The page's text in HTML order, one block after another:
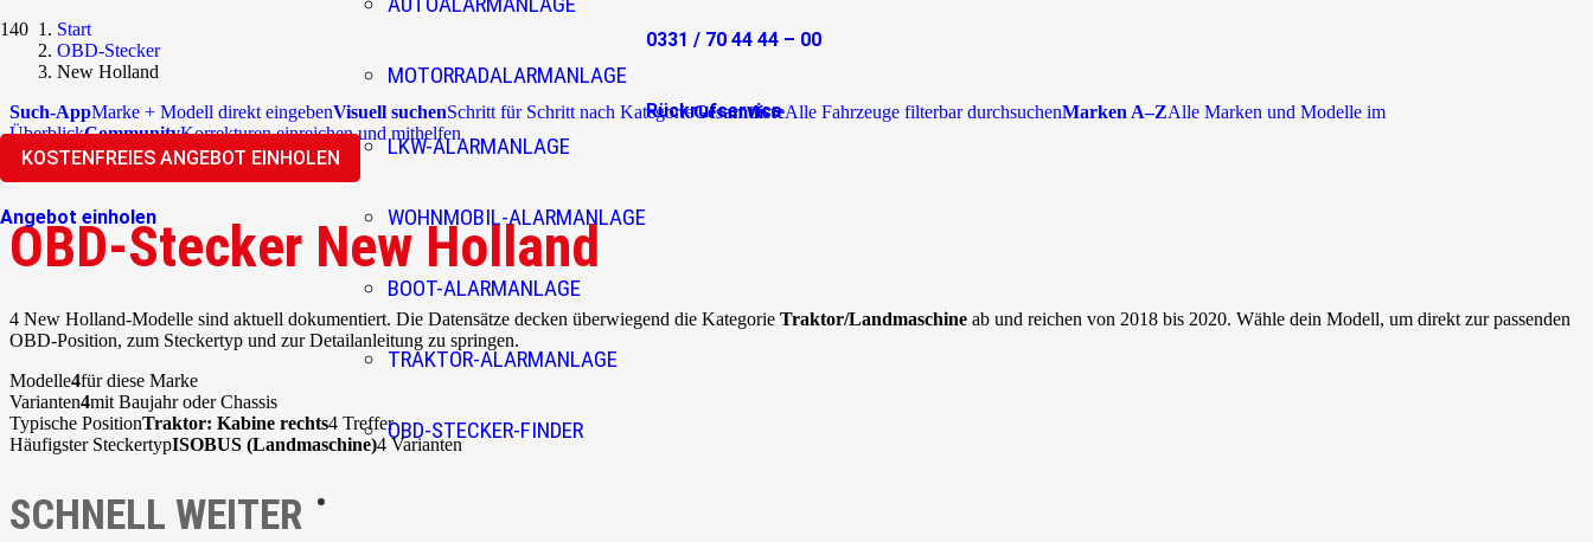
MOTORRADALARMANLAGE
LKW-ALARMANLAGE
WOHNMOBIL-ALARMANLAGE
BOOT-ALARMANLAGE
TRAKTOR-ALARMANLAGE
OBD-STECKER-FINDER
0331 / 70 44 44 – 00
Rückrufservice
KOSTENFREIES ANGEBOT EINHOLEN
Angebot einholen
Start
OBD-Stecker
New Holland
Such-AppMarke + Modell direkt eingebenVisuell suchenSchritt für Schritt nach KategorieGesamtlisteAlle Fahrzeuge filterbar durchsuchenMarken A–ZAlle Marken und Modelle im
ÜberblickCommunityKorrekturen einreichen und mithelfen
OBD-Stecker New Holland
4 New Holland-Modelle sind aktuell dokumentiert. Die Datensätze decken überwiegend die Kategorie Traktor/Landmaschine ab und reichen von 2018 bis 2020. Wähle dein Modell, um direkt zur passenden
OBD-Position, zum Steckertyp und zur Detailanleitung zu springen.
Modelle4für diese Marke
Varianten4mit Baujahr oder Chassis
Typische PositionTraktor: Kabine rechts4 Treffer
Häufigster SteckertypISOBUS (Landmaschine)4 Varianten
SCHNELL WEITER